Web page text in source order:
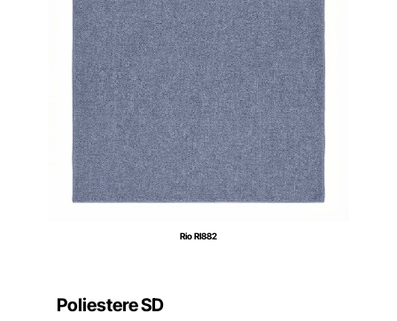
Rio RI882
Poliestere SD